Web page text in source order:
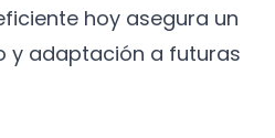
hoy asegura un
y adaptación a futuras